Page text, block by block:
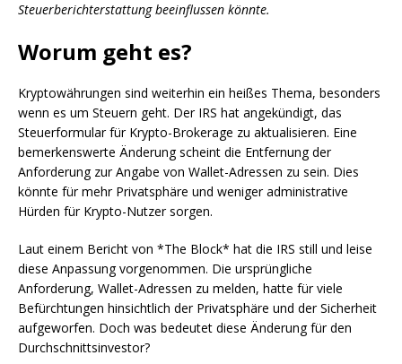
Steuerberichterstattung beeinflussen könnte.
Worum geht es?
Kryptowährungen sind weiterhin ein heißes Thema, besonders
wenn es um Steuern geht. Der IRS hat angekündigt, das
Steuerformular für Krypto-Brokerage zu aktualisieren. Eine
bemerkenswerte Änderung scheint die Entfernung der
Anforderung zur Angabe von Wallet-Adressen zu sein. Dies
könnte für mehr Privatsphäre und weniger administrative
Hürden für Krypto-Nutzer sorgen.
Laut einem Bericht von *The Block* hat die IRS still und leise
diese Anpassung vorgenommen. Die ursprüngliche
Anforderung, Wallet-Adressen zu melden, hatte für viele
Befürchtungen hinsichtlich der Privatsphäre und der Sicherheit
aufgeworfen. Doch was bedeutet diese Änderung für den
Durchschnittsinvestor?